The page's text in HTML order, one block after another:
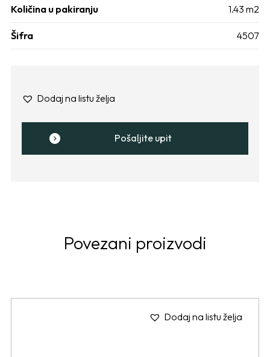
Količina u pakiranju 1.43 m2
Šifra 4507
Dodaj na listu želja
Pošaljite upit
Povezani proizvodi
Dodaj na listu želja